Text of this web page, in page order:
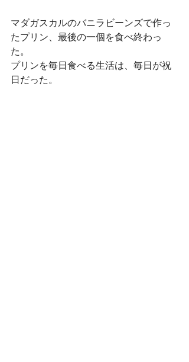
マダガスカルのバニラビーンズで作っ
たプリン、最後の一個を食べ終わっ
た。
プリンを毎日食べる生活は、毎日が祝
日だった。